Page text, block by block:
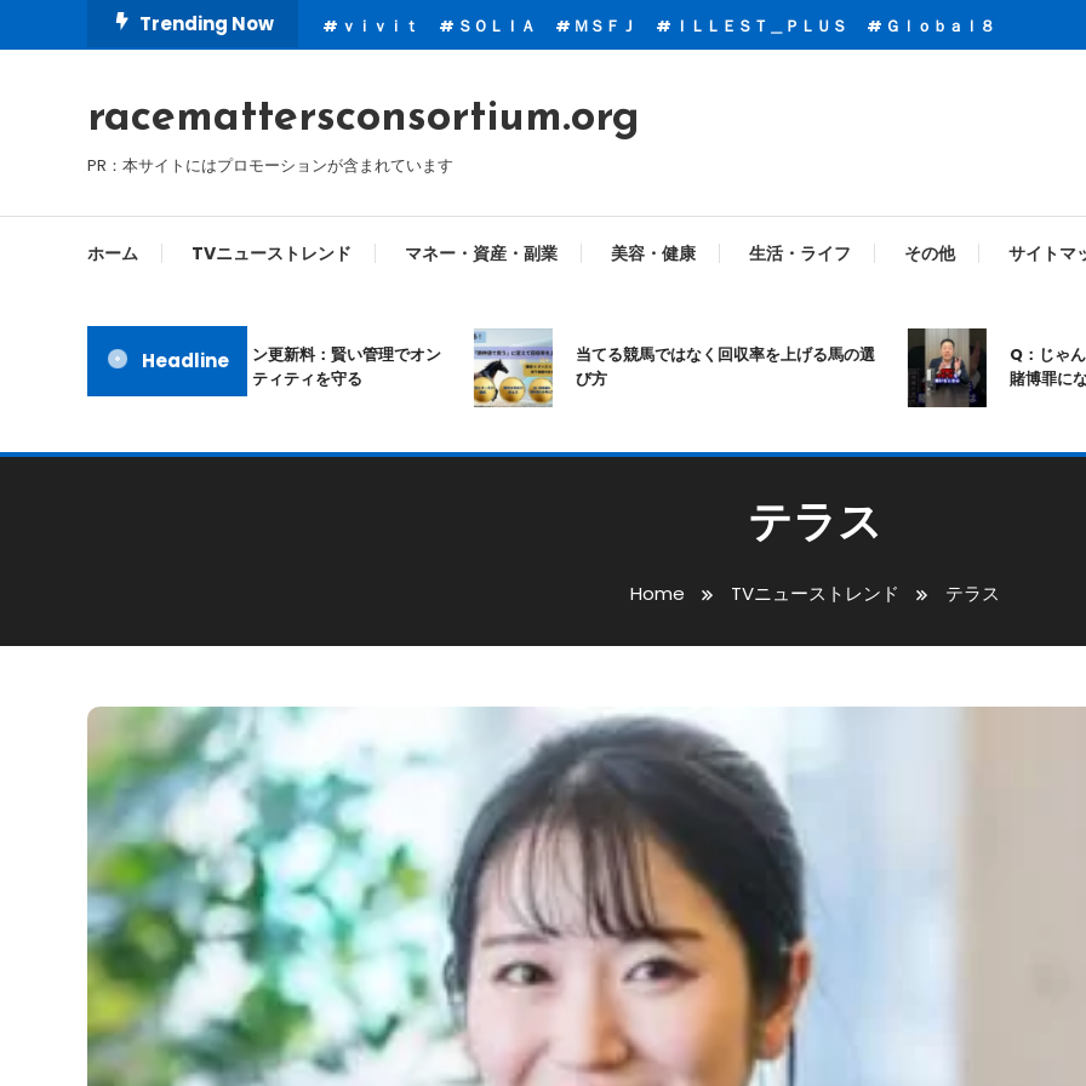
To
Trending Now ｖｉｖｉｔ ＳＯＬＩＡ ＭＳＦＪ ＩＬＬＥＳＴ＿ＰＬＵＳ Ｇｌｏｂａｌ８
racemattersconsortium.org
PR：本サイトにはプロモーションが含まれています
ホーム TVニューストレンド マネー・資産・副業 美容・健康 生活・ライフ その他 サイトマ
Headline
ムームードメイン更新料：賢い管理でオン
ラインアイデンティティを守る
当てる競馬ではなく回収率を上げる馬の選
び方
Q：じゃんけんで
賭博罪になります
テラス
Home TVニューストレンド テラス